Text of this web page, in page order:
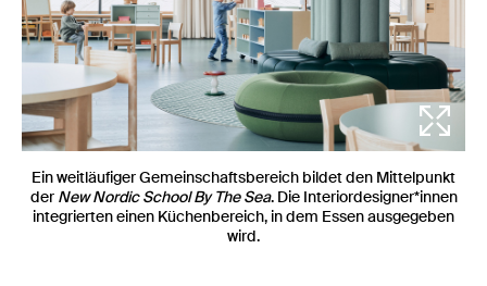
Ein weitläufiger Gemeinschaftsbereich bildet den Mittelpunkt
der New Nordic School By The Sea. Die Interiordesigner*innen
integrierten einen Küchenbereich, in dem Essen ausgegeben
wird.